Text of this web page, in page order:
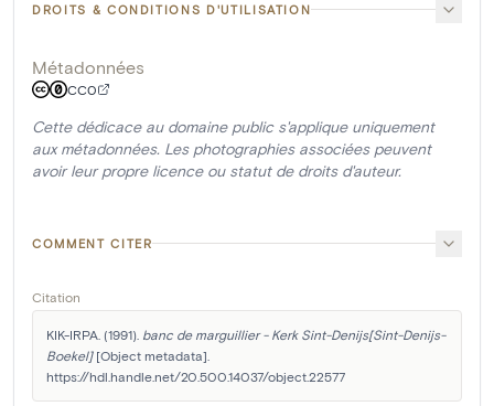
DROITS & CONDITIONS D'UTILISATION
Métadonnées
CC0
Cette dédicace au domaine public s'applique uniquement
aux métadonnées. Les photographies associées peuvent
avoir leur propre licence ou statut de droits d'auteur.
COMMENT CITER
Citation
KIK-IRPA. (1991). banc de marguillier - Kerk Sint-Denijs[Sint-Denijs-
Boekel] [Object metadata].
https://hdl.handle.net/20.500.14037/object.22577